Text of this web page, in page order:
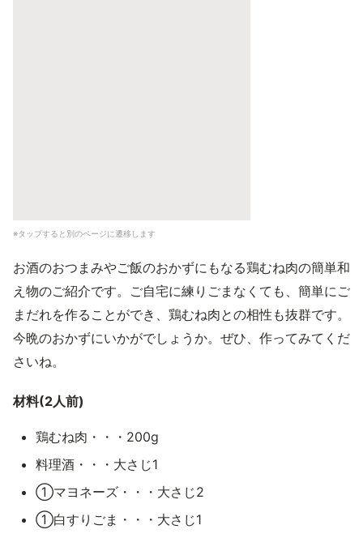
※タップすると別のページに遷移します
お酒のおつまみやご飯のおかずにもなる鶏むね肉の簡単和
え物のご紹介です。ご自宅に練りごまなくても、簡単にご
まだれを作ることができ、鶏むね肉との相性も抜群です。
今晩のおかずにいかがでしょうか。ぜひ、作ってみてくだ
さいね。
材料(2人前)
鶏むね肉・・・200g
料理酒・・・大さじ1
①マヨネーズ・・・大さじ2
①白すりごま・・・大さじ1